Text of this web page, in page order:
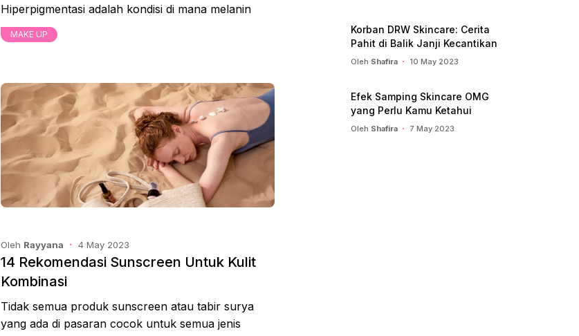
Hiperpigmentasi adalah kondisi di mana melanin
MAKE UP
Oleh Rayyana 4 May 2023
14 Rekomendasi Sunscreen Untuk Kulit
Kombinasi
Tidak semua produk sunscreen atau tabir surya
yang ada di pasaran cocok untuk semua jenis
Korban DRW Skincare: Cerita
Pahit di Balik Janji Kecantikan
Oleh Shafira 10 May 2023
Efek Samping Skincare OMG
yang Perlu Kamu Ketahui
Oleh Shafira 7 May 2023